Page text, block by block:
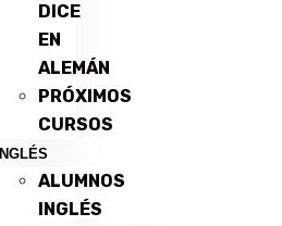
DICE
EN
ALEMÁN
PRÓXIMOS
CURSOS
INGLÉS
ALUMNOS
INGLÉS